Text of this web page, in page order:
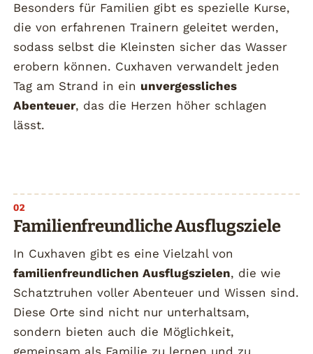
Besonders für Familien gibt es spezielle Kurse,
die von erfahrenen Trainern geleitet werden,
sodass selbst die Kleinsten sicher das Wasser
erobern können. Cuxhaven verwandelt jeden
Tag am Strand in ein unvergessliches
Abenteuer, das die Herzen höher schlagen
lässt.
Familienfreundliche Ausflugsziele
In Cuxhaven gibt es eine Vielzahl von
familienfreundlichen Ausflugszielen, die wie
Schatztruhen voller Abenteuer und Wissen sind.
Diese Orte sind nicht nur unterhaltsam,
sondern bieten auch die Möglichkeit,